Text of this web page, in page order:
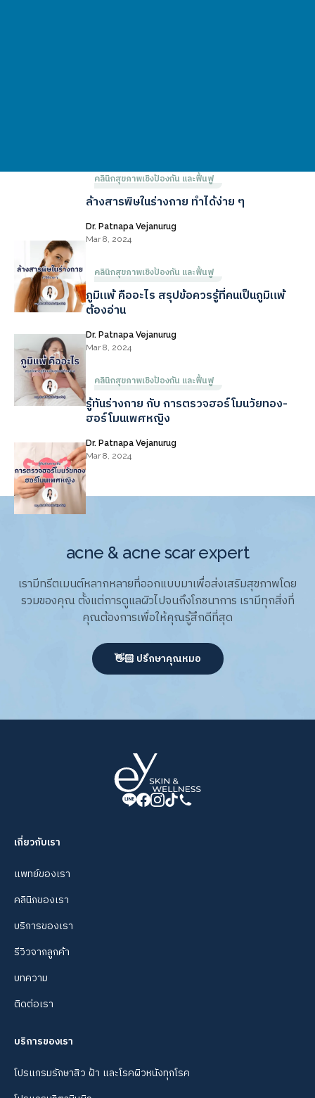
คลินิกสุขภาพเชิงป้องกัน และฟื้นฟู
ล้างสารพิษในร่างกาย ทำได้ง่าย ๆ
Dr. Patnapa Vejanurug
Mar 8, 2024
คลินิกสุขภาพเชิงป้องกัน และฟื้นฟู
ภูมิแพ้ คืออะไร สรุปข้อควรรู้ที่คนเป็นภูมิแพ้
ต้องอ่าน
Dr. Patnapa Vejanurug
Mar 8, 2024
คลินิกสุขภาพเชิงป้องกัน และฟื้นฟู
รู้ทันร่างกาย กับ การตรวจฮอร์โมนวัยทอง-
ฮอร์โมนเพศหญิง
Dr. Patnapa Vejanurug
Mar 8, 2024
acne & acne scar expert
เรามีทรีตเมนต์หลากหลายที่ออกแบบมาเพื่อส่งเสริมสุขภาพโดย
รวมของคุณ ตั้งแต่การดูแลผิวไปจนถึงโภชนาการ เรามีทุกสิ่งที่
คุณต้องการเพื่อให้คุณรู้สึกดีที่สุด
👋🏻 ปรึกษาคุณหมอ
เกี่ยวกับเรา
แพทย์ของเรา
คลินิกของเรา
บริการของเรา
รีวิวจากลูกค้า
บทความ
ติดต่อเรา
บริการของเรา
โปรแกรมรักษาสิว ฝ้า และโรคผิวหนังทุกโรค